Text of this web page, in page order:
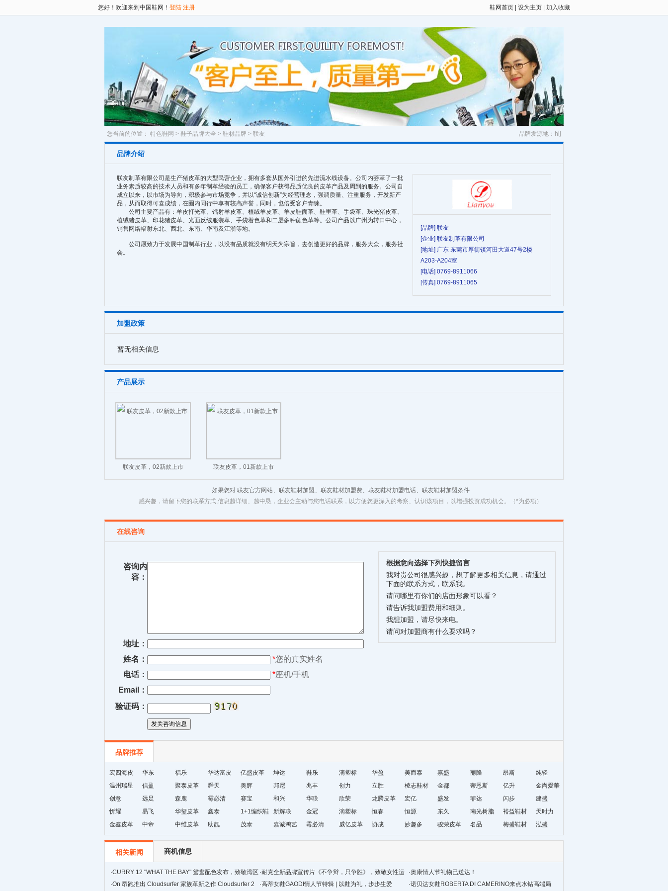
鞋网首页 设为主页 加入收藏
您好！欢迎来到中国鞋网！ 登陆 注册
品牌发源地：hlj
您当前的位置： 特色鞋网 > 鞋子品牌大全 > 鞋材品牌 > 联友
品牌介绍
[品牌] 联友
[企业] 联友制革有限公司
[地址] 广东 东莞市厚街镇河田大道47号2楼
A203-A204室
[电话] 0769-8911066
[传真] 0769-8911065
联友制革有限公司是生产猪皮革的大型民营企业，拥有多套从国外引进的先进流水线设备。公司内荟萃了一批
业务素质较高的技术人员和有多年制革经验的员工，确保客户获得品质优良的皮革产品及周到的服务。公司自
成立以来，以市场为导向，积极参与市场竞争，并以“诚信创新”为经营理念，强调质量、注重服务，开发新产
品，从而取得可喜成绩，在圈内同行中享有较高声誉，同时，也倍受客户青睐。
公司主要产品有：羊皮打光革、镭射羊皮革、植绒羊皮革、羊皮鞋面革、鞋里革、手袋革、珠光猪皮革、
植绒猪皮革、印花猪皮革、光面反绒服装革、手袋着色革和二层多种颜色革等。公司产品以广州为转口中心，
销售网络幅射东北、西北、东南、华南及江浙等地。
公司愿致力于发展中国制革行业，以没有品质就没有明天为宗旨，去创造更好的品牌，服务大众，服务社
会。
加盟政策
暂无相关信息
产品展示
联友皮革，02新款上市 联友皮革，01新款上市
如果您对 联友官方网站、联友鞋材加盟、联友鞋材加盟费、联友鞋材加盟电话、联友鞋材加盟条件
感兴趣，请留下您的联系方式,信息越详细、越中恳，企业会主动与您电话联系，以方便您更深入的考察、认识该项目，以增强投资成功机会。（*为必项）
在线咨询
咨询内
容：
地址：
姓名：
*您的真实姓名
电话：
*座机/手机
Email：
验证码：
根据意向选择下列快捷留言
我对贵公司很感兴趣，想了解更多相关信息，请通过
下面的联系方式，联系我。
请问哪里有你们的店面形象可以看？
请告诉我加盟费用和细则。
我想加盟，请尽快来电。
请问对加盟商有什么要求吗？
品牌推荐
宏四海皮
革
华东 福乐
华达富皮
革
亿盛皮革 坤达 鞋乐 滴塑标 华盈 美而泰 嘉盛 丽隆 昂斯
纯轻
温州瑞星
鞋材编织
厂
信盈 聚泰皮革 舜天 奥辉 邦尼 兆丰 创力 立胜 棱志鞋材 金都 蒂恩斯 亿升
金尚愛華
创意
远足 森鹿 霉必清 赛宝 和兴 华联 欣荣 龙腾皮革 宏亿 盛发 菲达 闪步
建盛
忻耀
易飞 华玺皮革 鑫泰
1+1编织鞋
材有限公
司
新辉联 金冠 滴塑标 恒春 恒源 东久 南光树脂 裕益鞋材
天时力
金鑫皮革
中帝 中维皮革 助靓 茂泰 嘉诚鸿艺 霉必清 威亿皮革 协成 妙趣多 骏荣皮革 名品 梅盛鞋材 泓盛
相关新闻 商机信息
·CURRY 12 "WHAT THE BAY" 鸳鸯配色发布，致敬湾区
传奇与全明星荣耀
·耐克全新品牌宣传片《不争辩，只争胜》，致敬女性运
动员和运动的力量
·奥康情人节礼物已送达！
·On 昂跑推出 Cloudsurfer 家族革新之作 Cloudsurfer 2 ·高蒂女鞋GAODI情人节特辑 | 以鞋为礼，步步生爱 ·诺贝达女鞋ROBERTA DI CAMERINO来点水钻高端局